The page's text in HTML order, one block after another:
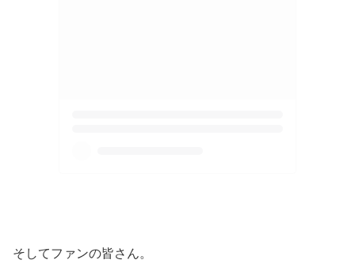
そしてファンの皆さん。